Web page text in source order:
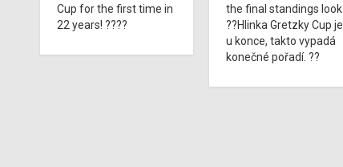
Cup for the first time in
22 years! ????
the final standings look.
??Hlinka Gretzky Cup je
u konce, takto vypadá
konečné pořadí. ??